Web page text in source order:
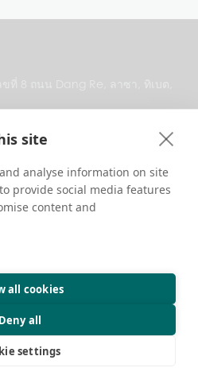
site
analyse information on site
provide social media features
content and
all cookies
Deny all
settings
ร.